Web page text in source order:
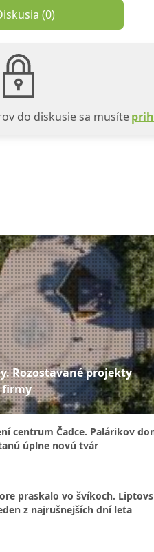
(0)
do diskusie sa musíte
Rozostavané projekty
firmy
centrum Čadce. Palárikov
úplne novú tvár
praskalo vo švíkoch.
z najrušnejších dní leta